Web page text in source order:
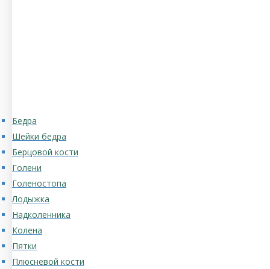
Бедра
Шейки бедра
Берцовой кости
Голени
Голеностопа
Лодыжка
Надколенника
Колена
Пятки
Плюсневой кости